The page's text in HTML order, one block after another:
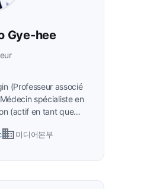
Gye-hee
(Professeur associé
Médecin spécialiste en
(actif en tant que
de médecine
et de la
business 미디어본부